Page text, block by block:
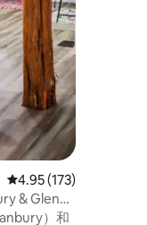
平均评分 4.95 分（满
4.95 (173)
& Glen
屋